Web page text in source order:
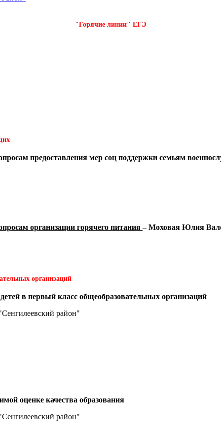
"Горячие линии" ЕГЭ
предоставления мер соц поддержки семьям
организации горячего питания– Моховая Юлия
организаций
в первый класс общеобразовательных организаций
район"
оценке качества образования
район"